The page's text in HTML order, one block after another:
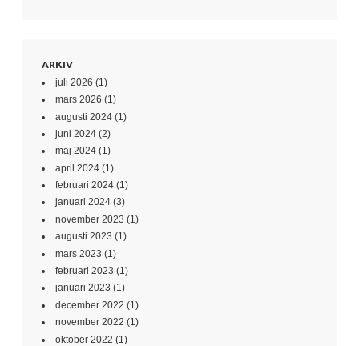
ARKIV
juli 2026 (1)
mars 2026 (1)
augusti 2024 (1)
juni 2024 (2)
maj 2024 (1)
april 2024 (1)
februari 2024 (1)
januari 2024 (3)
november 2023 (1)
augusti 2023 (1)
mars 2023 (1)
februari 2023 (1)
januari 2023 (1)
december 2022 (1)
november 2022 (1)
oktober 2022 (1)